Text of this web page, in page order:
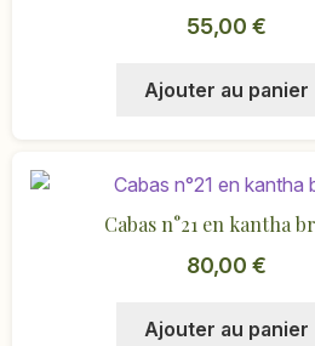
55,00 €
Ajouter au panier
Cabas n°21 en kantha
80,00 €
Ajouter au panier